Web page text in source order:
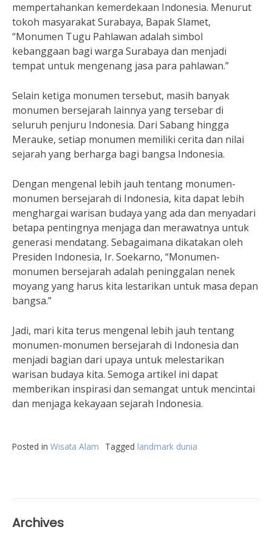
mempertahankan kemerdekaan Indonesia. Menurut
tokoh masyarakat Surabaya, Bapak Slamet,
“Monumen Tugu Pahlawan adalah simbol
kebanggaan bagi warga Surabaya dan menjadi
tempat untuk mengenang jasa para pahlawan.”
Selain ketiga monumen tersebut, masih banyak
monumen bersejarah lainnya yang tersebar di
seluruh penjuru Indonesia. Dari Sabang hingga
Merauke, setiap monumen memiliki cerita dan nilai
sejarah yang berharga bagi bangsa Indonesia.
Dengan mengenal lebih jauh tentang monumen-
monumen bersejarah di Indonesia, kita dapat lebih
menghargai warisan budaya yang ada dan menyadari
betapa pentingnya menjaga dan merawatnya untuk
generasi mendatang. Sebagaimana dikatakan oleh
Presiden Indonesia, Ir. Soekarno, “Monumen-
monumen bersejarah adalah peninggalan nenek
moyang yang harus kita lestarikan untuk masa depan
bangsa.”
Jadi, mari kita terus mengenal lebih jauh tentang
monumen-monumen bersejarah di Indonesia dan
menjadi bagian dari upaya untuk melestarikan
warisan budaya kita. Semoga artikel ini dapat
memberikan inspirasi dan semangat untuk mencintai
dan menjaga kekayaan sejarah Indonesia.
Posted in Wisata Alam Tagged landmark dunia
Archives